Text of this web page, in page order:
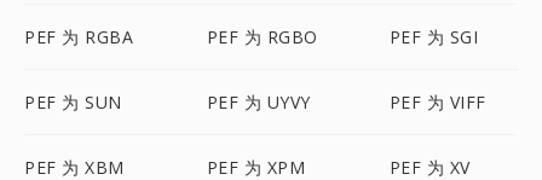
PEF 为 RGBA PEF 为 RGBO PEF 为 SGI
PEF 为 SUN PEF 为 UYVY PEF 为 VIFF
PEF 为 XBM PEF 为 XPM PEF 为 XV